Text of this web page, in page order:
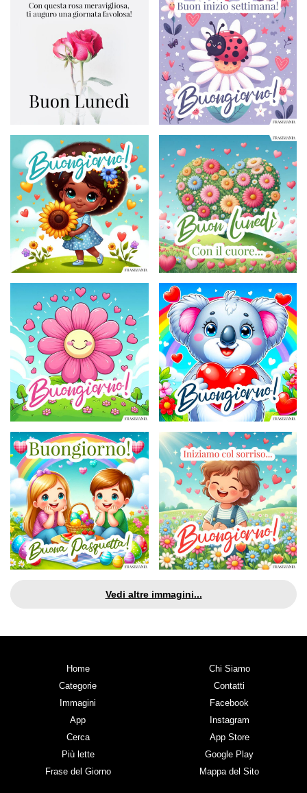
Vedi altre immagini...
Home
Categorie
Immagini
App
Cerca
Più lette
Frase del Giorno
Chi Siamo
Contatti
Facebook
Instagram
App Store
Google Play
Mappa del Sito